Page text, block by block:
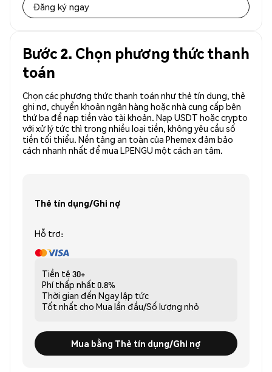
Đăng ký ngay
Bước 2. Chọn phương thức thanh
toán
Chọn các phương thức thanh toán như thẻ tín dụng, thẻ
ghi nợ, chuyển khoản ngân hàng hoặc nhà cung cấp bên
thứ ba để nạp tiền vào tài khoản. Nạp USDT hoặc crypto
với xử lý tức thì trong nhiều loại tiền, không yêu cầu số
tiền tối thiểu. Nền tảng an toàn của Phemex đảm bảo
cách nhanh nhất để mua LPENGU một cách an tâm.
Thẻ tín dụng/Ghi nợ
Hỗ trợ:
Tiền tệ 30+
Phí thấp nhất 0.8%
Thời gian đến Ngay lập tức
Tốt nhất cho Mua lần đầu/Số lượng nhỏ
Mua bằng Thẻ tín dụng/Ghi nợ